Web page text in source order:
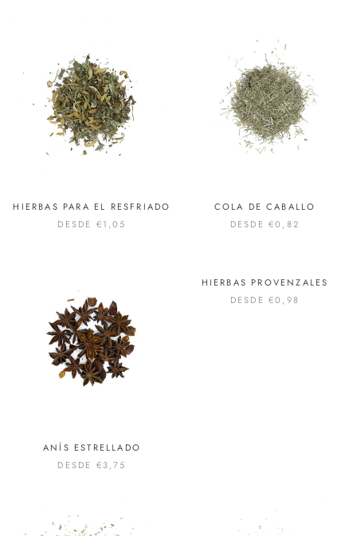
HIERBAS PARA EL RESFRIADO
DESDE €1,05
COLA DE CABALLO
DESDE€0,82
ANÍS ESTRELLADO
DESDE €3,75
HIERBAS PROVENZALES
DESDE€0,98